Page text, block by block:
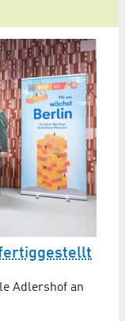
Adlershof an